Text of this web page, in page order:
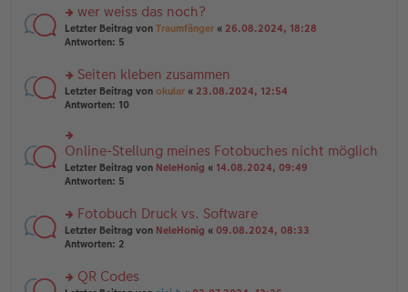
tr
a
g
el
es
e
B
ei
tr
g
rs
te
n
g
el
e
n
er
B
a
g
wer weiss das noch?
Letzter Beitrag von Traumfänger « 26.08.2024, 18:28
Antworten: 5
rs
te
u
n
g
el
es
n
er
B
a
Seiten kleben zusammen
Letzter Beitrag von okular « 23.08.2024, 12:54
Antworten: 10
rs
te
r
g
el
es
n
er
Online-Stellung meines Fotobuches nicht möglich
Letzter Beitrag von NeleHonig « 14.08.2024, 09:49
Antworten: 5
rs
te
n
Fotobuch Druck vs. Software
Letzter Beitrag von NeleHonig « 09.08.2024, 08:33
Antworten: 2
QR Codes